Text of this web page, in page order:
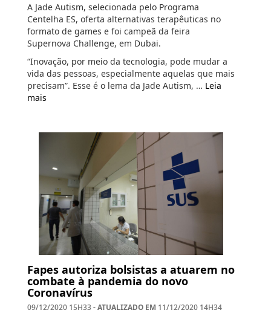
A Jade Autism, selecionada pelo Programa
Centelha ES, oferta alternativas terapêuticas no
formato de games e foi campeã da feira
Supernova Challenge, em Dubai.
“Inovação, por meio da tecnologia, pode mudar a
vida das pessoas, especialmente aquelas que mais
precisam”. Esse é o lema da Jade Autism, … Leia
mais
Fapes autoriza bolsistas a atuarem no
combate à pandemia do novo
Coronavírus
09/12/2020 15H33- ATUALIZADO EM 11/12/2020 14H34